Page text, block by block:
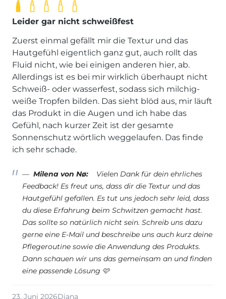
Leider gar nicht schweißfest
Zuerst einmal gefällt mir die Textur und das
Hautgefühl eigentlich ganz gut, auch rollt das
Fluid nicht, wie bei einigen anderen hier, ab.
Allerdings ist es bei mir wirklich überhaupt nicht
Schweiß- oder wasserfest, sodass sich milchig-
weiße Tropfen bilden. Das sieht blöd aus, mir läuft
das Produkt in die Augen und ich habe das
Gefühl, nach kurzer Zeit ist der gesamte
Sonnenschutz wörtlich weggelaufen. Das finde
ich sehr schade.
Milena von Nø:
Vielen Dank für dein ehrliches
Feedback! Es freut uns, dass dir die Textur und das
Hautgefühl gefallen. Es tut uns jedoch sehr leid, dass
du diese Erfahrung beim Schwitzen gemacht hast.
Das sollte so natürlich nicht sein. Schreib uns dazu
gerne eine E-Mail und beschreibe uns auch kurz deine
Pflegeroutine sowie die Anwendung des Produkts.
Dann schauen wir uns das gemeinsam an und finden
eine passende Lösung 🩷
23. Juni 2026Diana